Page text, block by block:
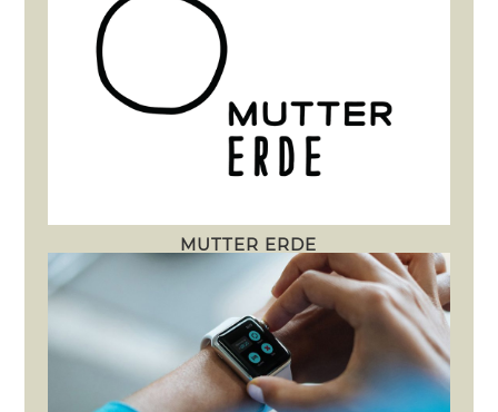
MUTTER ERDE